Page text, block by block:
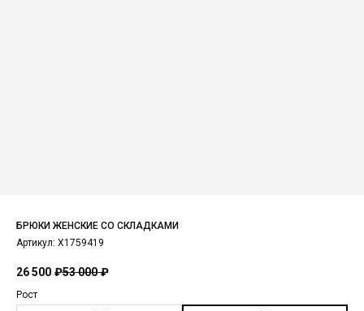
БРЮКИ ЖЕНСКИЕ СО СКЛАДКАМИ
Артикул: X1759419
26 500 ₽53 000 ₽
Рост